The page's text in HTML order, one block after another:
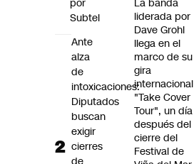
La banda
liderada por
Dave Grohl
llega en el
marco de su
gira
internacional
"Take Cover
Tour", un día
después del
cierre del
Festival de
por
Subtel
Ante
alza
de
intoxicaciones:
Diputados
buscan
exigir
cierres
de